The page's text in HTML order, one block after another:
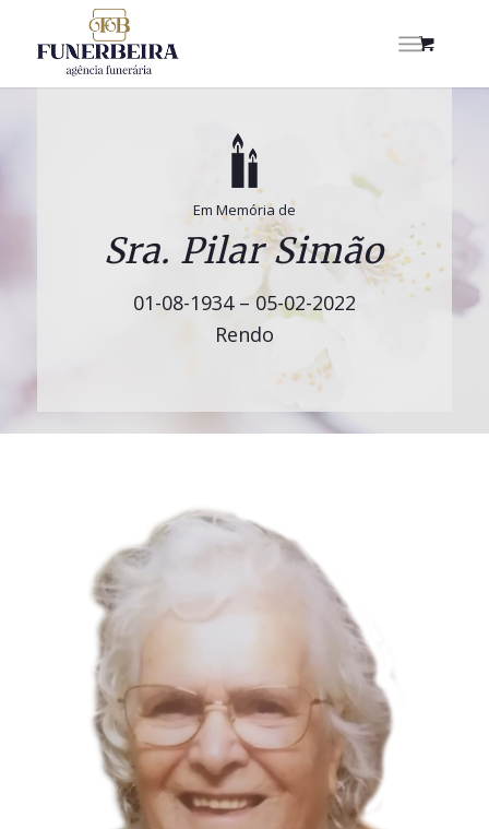
Em Memória de
Sra. Pilar Simão
01-08-1934 – 05-02-2022
Rendo